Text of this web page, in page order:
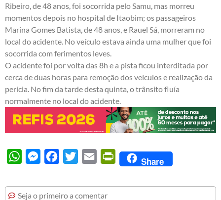
Ribeiro, de 48 anos, foi socorrida pelo Samu, mas morreu
momentos depois no hospital de Itaobim; os passageiros
Marina Gomes Batista, de 48 anos, e Rauel Sá, morreram no
local do acidente. No veículo estava ainda uma mulher que foi
socorrida com ferimentos leves.
O acidente foi por volta das 8h e a pista ficou interditada por
cerca de duas horas para remoção dos veículos e realização da
perícia. No fim da tarde desta quinta, o trânsito fluía
normalmente no local do acidente.
WhatsAppMessengerFacebook
Twitter Email PrintFriendly
Share
Seja o primeiro a comentar